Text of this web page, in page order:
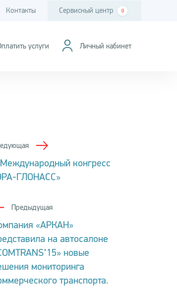
Контакты Сервисный центр 0
услуги Личный кабинет
конгресс
ГЛОНАСС»
Предыдущая
«АРКАН»
на автосалоне
новые
мониторинга
транспорта.